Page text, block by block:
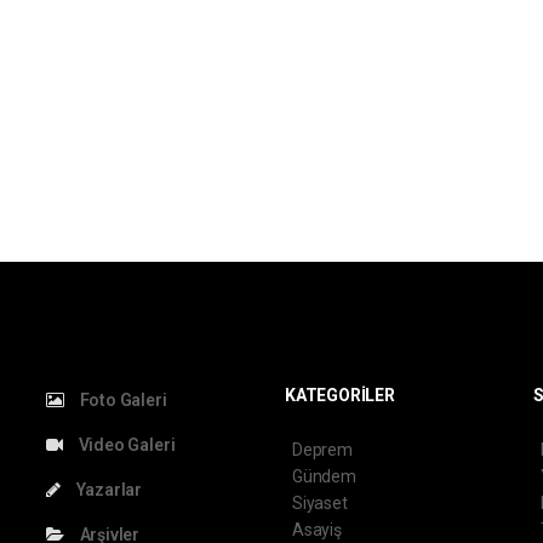
Foto Galeri
Video Galeri
Yazarlar
Arşivler
KATEGORİLER
Deprem
Gündem
Siyaset
Asayiş